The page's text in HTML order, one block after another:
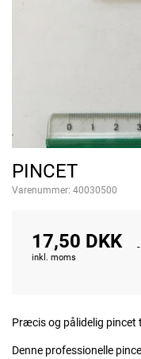
PINCET
Varenummer: 40030500
17,50 DKK
inkl. moms
-
Præcis og pålidelig
Denne professionelle